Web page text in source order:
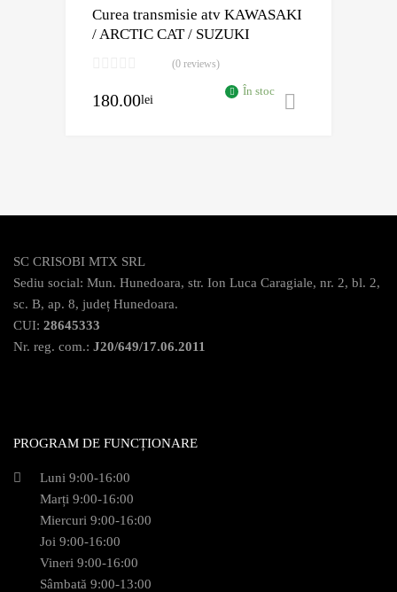
Curea transmisie atv KAWASAKI
/ ARCTIC CAT / SUZUKI
(0 reviews)
180.00lei
În stoc
SC CRISOBI MTX SRL
Sediu social: Mun. Hunedoara, str. Ion Luca Caragiale, nr. 2, bl. 2,
sc. B, ap. 8, județ Hunedoara.
CUI: 28645333
Nr. reg. com.: J20/649/17.06.2011
PROGRAM DE FUNCȚIONARE
Luni 9:00-16:00
Marți 9:00-16:00
Miercuri 9:00-16:00
Joi 9:00-16:00
Vineri 9:00-16:00
Sâmbată 9:00-13:00